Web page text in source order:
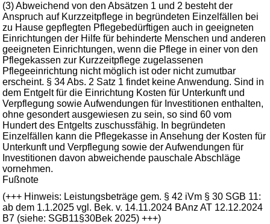
(3) Abweichend von den Absätzen 1 und 2 besteht der
Anspruch auf Kurzzeitpflege in begründeten Einzelfällen bei
zu Hause gepflegten Pflegebedürftigen auch in geeigneten
Einrichtungen der Hilfe für behinderte Menschen und anderen
geeigneten Einrichtungen, wenn die Pflege in einer von den
Pflegekassen zur Kurzzeitpflege zugelassenen
Pflegeeinrichtung nicht möglich ist oder nicht zumutbar
erscheint. § 34 Abs. 2 Satz 1 findet keine Anwendung. Sind in
dem Entgelt für die Einrichtung Kosten für Unterkunft und
Verpflegung sowie Aufwendungen für Investitionen enthalten,
ohne gesondert ausgewiesen zu sein, so sind 60 vom
Hundert des Entgelts zuschussfähig. In begründeten
Einzelfällen kann die Pflegekasse in Ansehung der Kosten für
Unterkunft und Verpflegung sowie der Aufwendungen für
Investitionen davon abweichende pauschale Abschläge
vornehmen.
Fußnote
(+++ Hinweis: Leistungsbeträge gem. § 42 iVm § 30 SGB 11:
ab dem 1.1.2025 vgl. Bek. v. 14.11.2024 BAnz AT 12.12.2024
B7 (siehe: SGB11§30Bek 2025) +++)